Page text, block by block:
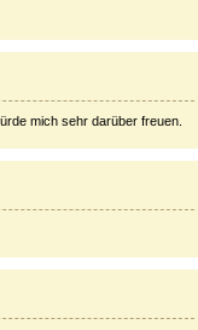
mich sehr darüber freuen.